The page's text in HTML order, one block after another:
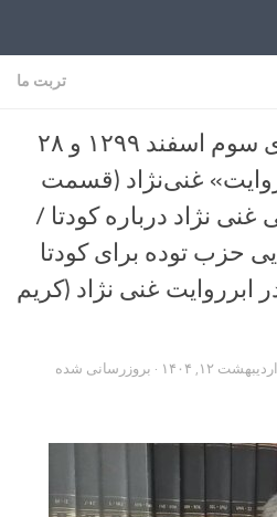
تربت ما
در نقد انکار دو کودتای سوم اسفند ۱۲۹۹ و ۲۸
در «اَبَر روایت» غنی‌نژاد (قسمت
نژاد درباره کودتا /
حزب توده برای کودتا
ابرروایت غنی نژاد (کریم
اردیبهشت ۱۲, ۱۴۰۴
· بروزرسانی شده